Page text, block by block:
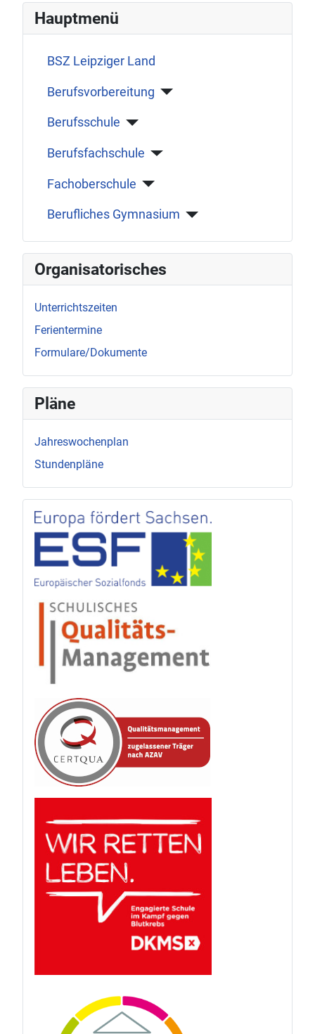
Hauptmenü
BSZ Leipziger Land
Berufsvorbereitung
Berufsschule
Berufsfachschule
Fachoberschule
Berufliches Gymnasium
Organisatorisches
Unterrichtszeiten
Ferientermine
Formulare/Dokumente
Pläne
Jahreswochenplan
Stundenpläne